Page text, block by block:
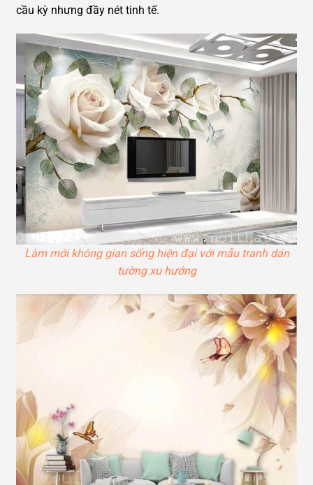
cầu kỳ nhưng đầy nét tinh tế.
Làm mới không gian sống hiện đại với mẫu tranh dán
tường xu hướng